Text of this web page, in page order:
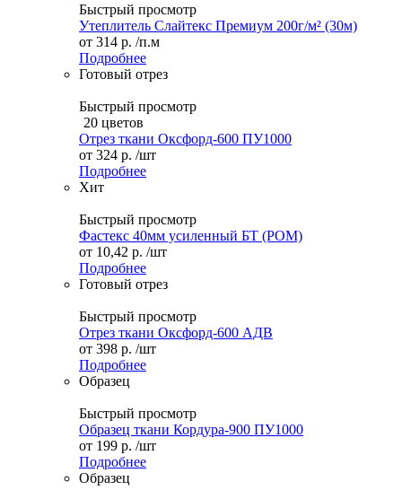
Быстрый просмотр
Утеплитель Слайтекс Премиум 200г/м² (30м)
от 314 р. /п.м
Подробнее
Готовый отрез
Быстрый просмотр
20 цветов
Отрез ткани Оксфорд-600 ПУ1000
от 324 р. /шт
Подробнее
Хит
Быстрый просмотр
Фастекс 40мм усиленный БТ (POM)
от 10,42 р. /шт
Подробнее
Готовый отрез
Быстрый просмотр
Отрез ткани Оксфорд-600 АДВ
от 398 р. /шт
Подробнее
Образец
Быстрый просмотр
Образец ткани Кордура-900 ПУ1000
от 199 р. /шт
Подробнее
Образец